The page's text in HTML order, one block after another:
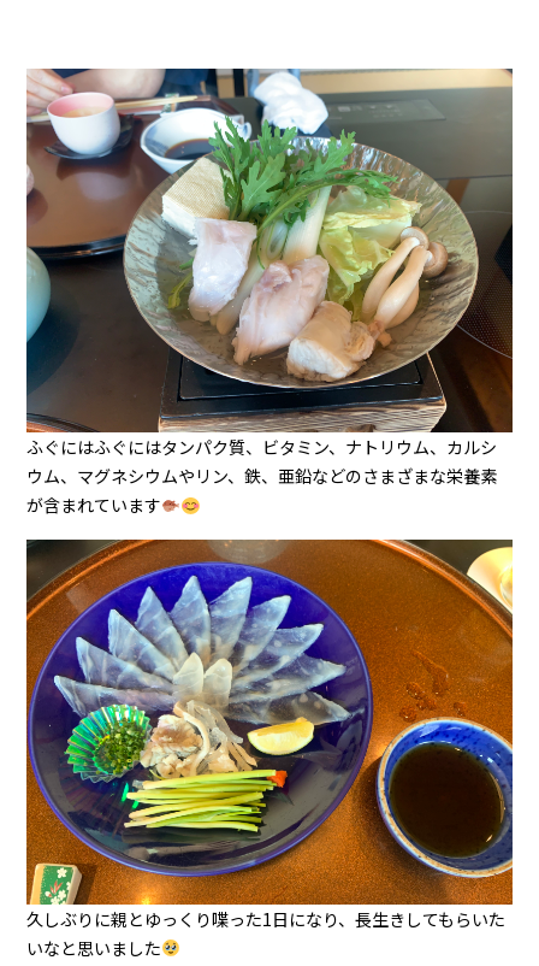
ふぐにはふぐにはタンパク質、ビタミン、ナトリウム、カルシ
ウム、マグネシウムやリン、鉄、亜鉛などのさまざまな栄養素
が含まれています
久しぶりに親とゆっくり喋った1日になり、長生きしてもらいた
いなと思いました